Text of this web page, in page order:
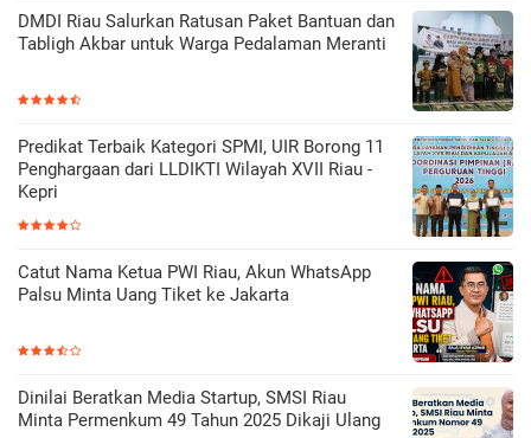
DMDI Riau Salurkan Ratusan Paket Bantuan dan
Tabligh Akbar untuk Warga Pedalaman Meranti
Predikat Terbaik Kategori SPMI, UIR Borong 11
Penghargaan dari LLDIKTI Wilayah XVII Riau -
Kepri
Catut Nama Ketua PWI Riau, Akun WhatsApp
Palsu Minta Uang Tiket ke Jakarta
Dinilai Beratkan Media Startup, SMSI Riau
Minta Permenkum 49 Tahun 2025 Dikaji Ulang